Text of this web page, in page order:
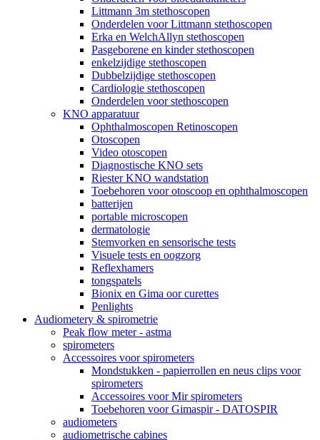
Littmann 3m stethoscopen
Onderdelen voor Littmann stethoscopen
Erka en WelchAllyn stethoscopen
Pasgeborene en kinder stethoscopen
enkelzijdige stethoscopen
Dubbelzijdige stethoscopen
Cardiologie stethoscopen
Onderdelen voor stethoscopen
KNO apparatuur
Ophthalmoscopen Retinoscopen
Otoscopen
Video otoscopen
Diagnostische KNO sets
Riester KNO wandstation
Toebehoren voor otoscoop en ophthalmoscopen
batterijen
portable microscopen
dermatologie
Stemvorken en sensorische tests
Visuele tests en oogzorg
Reflexhamers
tongspatels
Bionix en Gima oor curettes
Penlights
Audiometery & spirometrie
Peak flow meter - astma
spirometers
Accessoires voor spirometers
Mondstukken - papierrollen en neus clips voor
spirometers
Accessoires voor Mir spirometers
Toebehoren voor Gimaspir - DATOSPIR
audiometers
audiometrische cabines